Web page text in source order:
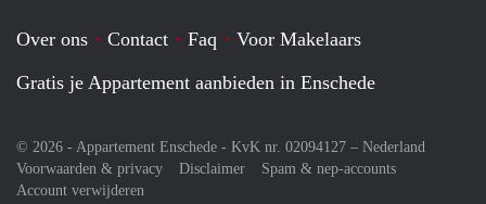
Over ons Contact Faq
Voor Makelaars
Gratis je Appartement aanbieden in Enschede
© 2026 - Appartement Enschede - KvK nr. 02094127 – Nederland
Voorwaarden & privacy
Disclaimer
Spam & nep-accounts
Account verwijderen